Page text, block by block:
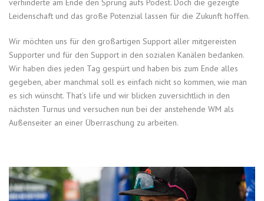
verhinderte am Ende den Sprung aufs Podest. Doch die gezeigte
Leidenschaft und das große Potenzial lassen für die Zukunft hoffen.
Wir möchten uns für den großartigen Support aller mitgereisten
Supporter und für den Support in den sozialen Kanälen bedanken.
Wir haben dies jeden Tag gespürt und haben bis zum Ende alles
gegeben, aber manchmal soll es einfach nicht so kommen, wie man
es sich wünscht. That’s life und wir blicken zuversichtlich in den
nächsten Turnus und versuchen nun bei der anstehende WM als
Außenseiter an einer Überraschung zu arbeiten.